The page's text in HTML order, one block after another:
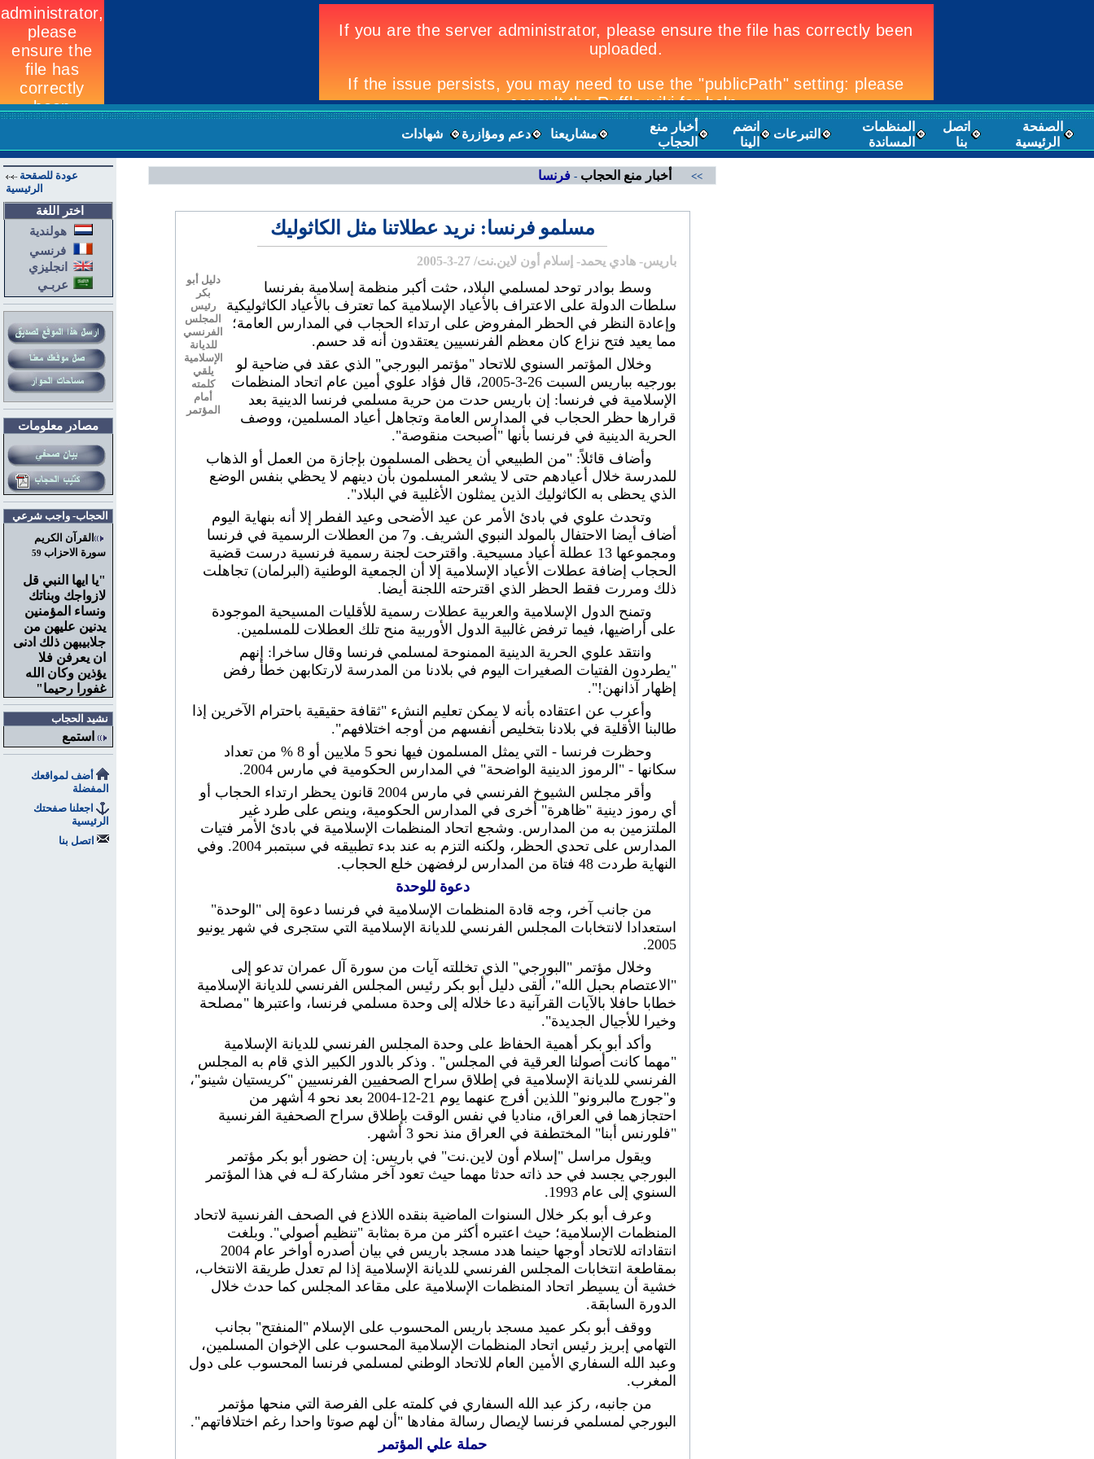
شهادات دعم ومؤازرة مشاريعنا
أخبار منع
الحجاب
انضم
الينا
التبرعات
المنظمات
المساندة
اتصل
بنا
الصفحة
الرئيسية
عودة للصقحة
الرئيسية
اختر اللغة
هولندية
فرنسي
انجليزي
عربـي
مصادر معلومات
الحجاب- واجب شرعي
القرآن الكريم
سورة الاحزاب 59
"يا ايها النبي قل
لازواجك وبناتك
ونساء المؤمنين
يدنين عليهن من
جلابيبهن ذلك ادنى
ان يعرفن فلا
يؤذين وكان الله
غفورا رحيما"
نشيد الحجاب
استمع
أضف لمواقعك
المفضلة
اجعلنا صفحتك
الرئيسية
اتصل بنا
أخبار منع الحجاب - فرنسا <<
مسلمو فرنسا: نريد عطلاتنا مثل الكاثوليك
باريس- هادي يحمد- إسلام أون لاين.نت/ 27-3-2005
دليل أبو
بكر
رئيس
المجلس
الفرنسي
للديانة
الإسلامية
يلقي
كلمته
أمام
المؤتمر
وسط بوادر توحد لمسلمي البلاد، حثت أكبر منظمة إسلامية بفرنسا
سلطات الدولة على الاعتراف بالأعياد الإسلامية كما تعترف بالأعياد الكاثوليكية
وإعادة النظر في الحظر المفروض على ارتداء الحجاب في المدارس العامة؛
مما يعيد فتح نزاع كان معظم الفرنسيين يعتقدون أنه قد حسم.
وخلال المؤتمر السنوي للاتحاد "مؤتمر البورجي" الذي عقد في ضاحية لو
بورجيه بباريس السبت 26-3-2005، قال فؤاد علوي أمين عام اتحاد المنظمات
الإسلامية في فرنسا: إن باريس حدت من حرية مسلمي فرنسا الدينية بعد
قرارها حظر الحجاب في المدارس العامة وتجاهل أعياد المسلمين، ووصف
الحرية الدينية في فرنسا بأنها "أصبحت منقوصة".
وأضاف قائلاً: "من الطبيعي أن يحظى المسلمون بإجازة من العمل أو الذهاب
للمدرسة خلال أعيادهم حتى لا يشعر المسلمون بأن دينهم لا يحظي بنفس الوضع
الذي يحظى به الكاثوليك الذين يمثلون الأغلبية في البلاد".
وتحدث علوي في بادئ الأمر عن عيد الأضحى وعيد الفطر إلا أنه بنهاية اليوم
أضاف أيضا الاحتفال بالمولد النبوي الشريف. و7 من العطلات الرسمية في فرنسا
ومجموعها 13 عطلة أعياد مسيحية. واقترحت لجنة رسمية فرنسية درست قضية
الحجاب إضافة عطلات الأعياد الإسلامية إلا أن الجمعية الوطنية (البرلمان) تجاهلت
ذلك ومررت فقط الحظر الذي اقترحته اللجنة أيضا.
وتمنح الدول الإسلامية والعربية عطلات رسمية للأقليات المسيحية الموجودة
على أراضيها، فيما ترفض غالبية الدول الأوربية منح تلك العطلات للمسلمين.
وانتقد علوي الحرية الدينية الممنوحة لمسلمي فرنسا وقال ساخرا: إنهم
"يطردون الفتيات الصغيرات اليوم في بلادنا من المدرسة لارتكابهن خطأ رفض
إظهار آذانهن!".
وأعرب عن اعتقاده بأنه لا يمكن تعليم النشء "ثقافة حقيقية باحترام الآخرين إذا
طالبنا الأقلية في بلادنا بتخليص أنفسهم من أوجه اختلافهم".
وحظرت فرنسا - التي يمثل المسلمون فيها نحو 5 ملايين أو 8 % من تعداد
سكانها - "الرموز الدينية الواضحة" في المدارس الحكومية في مارس 2004.
وأقر مجلس الشيوخ الفرنسي في مارس 2004 قانون يحظر ارتداء الحجاب أو
أي رموز دينية "ظاهرة" أخرى في المدارس الحكومية، وينص على طرد غير
الملتزمين به من المدارس. وشجع اتحاد المنظمات الإسلامية في بادئ الأمر فتيات
المدارس على تحدي الحظر، ولكنه التزم به عند بدء تطبيقه في سبتمبر 2004. وفي
النهاية طردت 48 فتاة من المدارس لرفضهن خلع الحجاب.
دعوة للوحدة
من جانب آخر، وجه قادة المنظمات الإسلامية في فرنسا دعوة إلى "الوحدة"
استعدادا لانتخابات المجلس الفرنسي للديانة الإسلامية التي ستجرى في شهر يونيو
2005.
وخلال مؤتمر "البورجي" الذي تخللته آيات من سورة آل عمران تدعو إلى
"الاعتصام بحبل الله"، ألقى دليل أبو بكر رئيس المجلس الفرنسي للديانة الإسلامية
خطابا حافلا بالآيات القرآنية دعا خلاله إلى وحدة مسلمي فرنسا، واعتبرها "مصلحة
وخيرا للأجيال الجديدة".
وأكد أبو بكر أهمية الحفاظ على وحدة المجلس الفرنسي للديانة الإسلامية
"مهما كانت أصولنا العرقية في المجلس" . وذكر بالدور الكبير الذي قام به المجلس
الفرنسي للديانة الإسلامية في إطلاق سراح الصحفيين الفرنسيين "كريستيان شينو"،
و"جورج مالبرونو" اللذين أفرج عنهما يوم 21-12-2004 بعد نحو 4 أشهر من
احتجازهما في العراق، مناديا في نفس الوقت بإطلاق سراح الصحفية الفرنسية
"فلورنس أبنا" المختطفة في العراق منذ نحو 3 أشهر.
ويقول مراسل "إسلام أون لاين.نت" في باريس: إن حضور أبو بكر مؤتمر
البورجي يجسد في حد ذاته حدثا مهما حيث تعود آخر مشاركة لـه في هذا المؤتمر
السنوي إلى عام 1993.
وعرف أبو بكر خلال السنوات الماضية بنقده اللاذع في الصحف الفرنسية لاتحاد
المنظمات الإسلامية؛ حيث اعتبره أكثر من مرة بمثابة "تنظيم أصولي". وبلغت
انتقاداته للاتحاد أوجها حينما هدد مسجد باريس في بيان أصدره أواخر عام 2004
بمقاطعة انتخابات المجلس الفرنسي للديانة الإسلامية إذا لم تعدل طريقة الانتخاب،
خشية أن يسيطر اتحاد المنظمات الإسلامية على مقاعد المجلس كما حدث خلال
الدورة السابقة.
ووقف أبو بكر عميد مسجد باريس المحسوب على الإسلام "المنفتح" بجانب
التهامي إبريز رئيس اتحاد المنظمات الإسلامية المحسوب على الإخوان المسلمين،
وعبد الله السفاري الأمين العام للاتحاد الوطني لمسلمي فرنسا المحسوب على دول
المغرب.
من جانبه، ركز عبد الله السفاري في كلمته على الفرصة التي منحها مؤتمر
البورجي لمسلمي فرنسا لإيصال رسالة مفادها "أن لهم صوتا واحدا رغم اختلافاتهم".
حملة علي المؤتمر